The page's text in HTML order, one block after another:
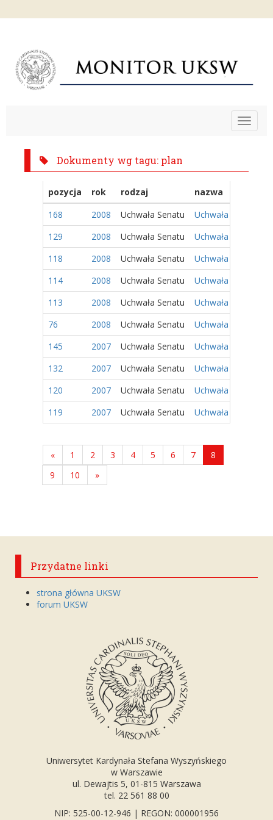
Toggle
Dokumenty wg tagu: plan
pozycja rok rodzaj
nazwa
168
2008 Uchwała Senatu
Uchwała nr 101/
129
2008 Uchwała Senatu
Uchwała nr 62/
118
2008 Uchwała Senatu
Uchwała nr 51/
114
2008 Uchwała Senatu
Uchwała nr 47/
113
2008 Uchwała Senatu
Uchwała nr 46/
76
2008 Uchwała Senatu
Uchwała nr 9/
145
2007 Uchwała Senatu
Uchwała nr 68/
132
2007 Uchwała Senatu
Uchwała nr 55/
120
2007 Uchwała Senatu
Uchwała nr 43/
119
2007 Uchwała Senatu Uchwała nr 42/
« 1 2 3 4 5 6 7
8
9
10 »
Przydatne linki
strona główna UKSW
forum UKSW
Uniwersytet Kardynała Stefana Wyszyńskiego
w Warszawie
ul. Dewajtis 5, 01-815 Warszawa
tel. 22 561 88 00
NIP: 525-00-12-946 | REGON: 000001956